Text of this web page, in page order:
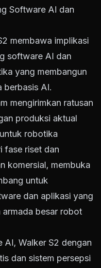
Software AI dan
membawa implikasi
software AI dan
yang membangun
berbasis AI.
mengirimkan ratusan
produksi aktual
robotika
fase riset dan
komersial, membuka
untuk
dan aplikasi yang
besar robot
AI, Walker S2 dengan
dan sistem persepsi